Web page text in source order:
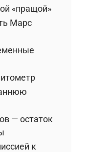
«пращой»
Марс
— остаток
к